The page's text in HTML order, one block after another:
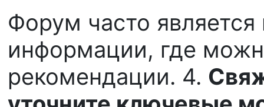
Форум часто
информации, где
рекомендации. 4.